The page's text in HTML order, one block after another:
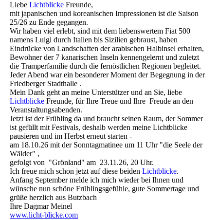
Liebe Lichtblicke Freunde,
mit japanischen und koreanischen Impressionen ist die Saison
25/26 zu Ende gegangen.
Wir haben viel erlebt, sind mit dem liebenswertem Fiat 500
namens Luigi durch Italien bis Sizilien gebraust, haben
Eindrücke von Landschaften der arabischen Halbinsel erhalten,
Bewohner der 7 kanarischen Inseln kennengelernt und zuletzt
die Tramperfamilie durch die fernöstlichen Regionen begleitet.
Jeder Abend war ein besonderer Moment der Begegnung in der
Friedberger Stadthalle .
Mein Dank geht an meine Unterstützer und an Sie, liebe
Lichtblicke Freunde, für Ihre Treue und Ihre Freude an den
Veranstaltungsabenden.
Jetzt ist der Frühling da und braucht seinen Raum, der Sommer
ist gefüllt mit Festivals, deshalb werden meine Lichtblicke
pausieren und im Herbst erneut starten -
am 18.10.26 mit der Sonntagmatinee um 11 Uhr "die Seele der
Wälder" ,
gefolgt von "Grönland" am 23.11.26, 20 Uhr.
Ich freue mich schon jetzt auf diese beiden Lichtblicke.
Anfang September melde ich mich wieder bei Ihnen und
wünsche nun schöne Frühlingsgefühle, gute Sommertage und
grüße herzlich aus Butzbach
Ihre Dagmar Meinel
www.licht-blicke.com